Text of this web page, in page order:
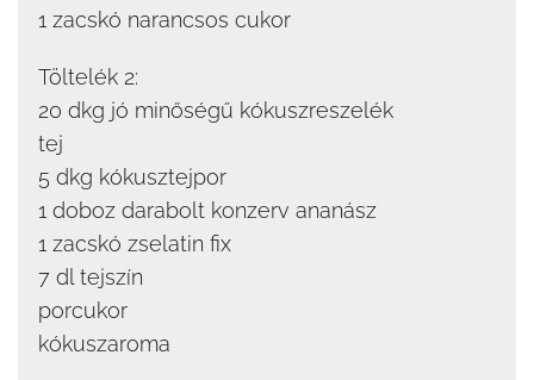
1 zacskó narancsos cukor
Töltelék 2:
20 dkg jó minőségű kókuszreszelék
tej
5 dkg kókusztejpor
1 doboz darabolt konzerv ananász
1 zacskó zselatin fix
7 dl tejszín
porcukor
kókuszaroma